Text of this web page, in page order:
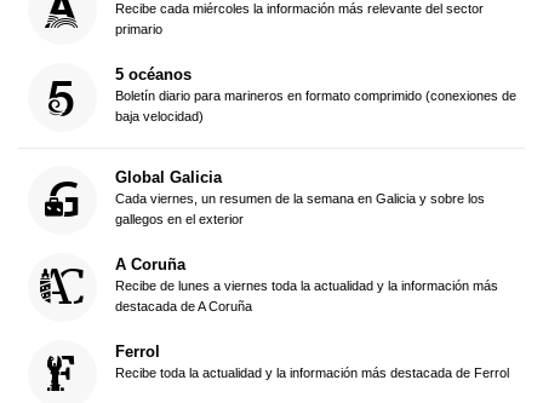
Recibe cada miércoles la información más relevante del sector
primario
5 océanos
Boletín diario para marineros en formato comprimido (conexiones de
baja velocidad)
Global Galicia
Cada viernes, un resumen de la semana en Galicia y sobre los
gallegos en el exterior
A Coruña
Recibe de lunes a viernes toda la actualidad y la información más
destacada de A Coruña
Ferrol
Recibe toda la actualidad y la información más destacada de Ferrol